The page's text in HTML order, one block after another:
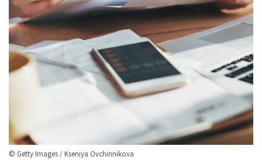
© Getty Images / Kseniya Ovchinnikova